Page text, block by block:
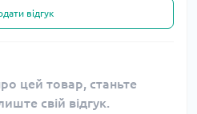
відгук
цей товар, станьте
свій відгук.